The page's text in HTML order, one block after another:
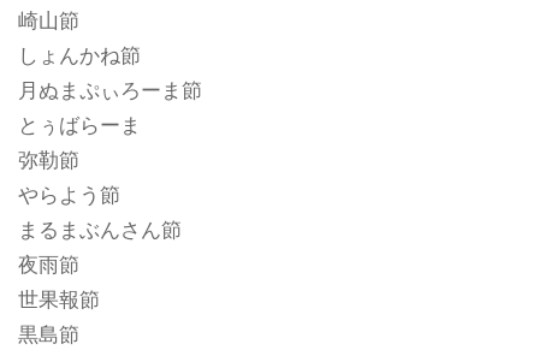
崎山節
しょんかね節
月ぬまぷぃろーま節
とぅばらーま
弥勒節
やらよう節
まるまぶんさん節
夜雨節
世果報節
黒島節